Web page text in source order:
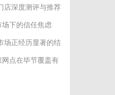
店深度测评与推荐
下的信任焦虑
场正经历显著的结
点在毕节覆盖有